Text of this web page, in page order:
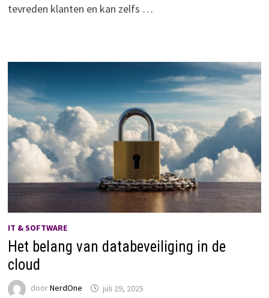
tevreden klanten en kan zelfs …
IT & SOFTWARE
Het belang van databeveiliging in de
cloud
doorNerdOne juli 29, 2025